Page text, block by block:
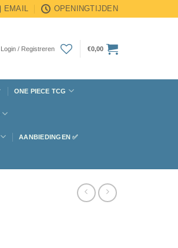
EMAIL OPENINGTIJDEN
Login / Registreren €0,00
ONE PIECE TCG
AANBIEDINGEN ✅